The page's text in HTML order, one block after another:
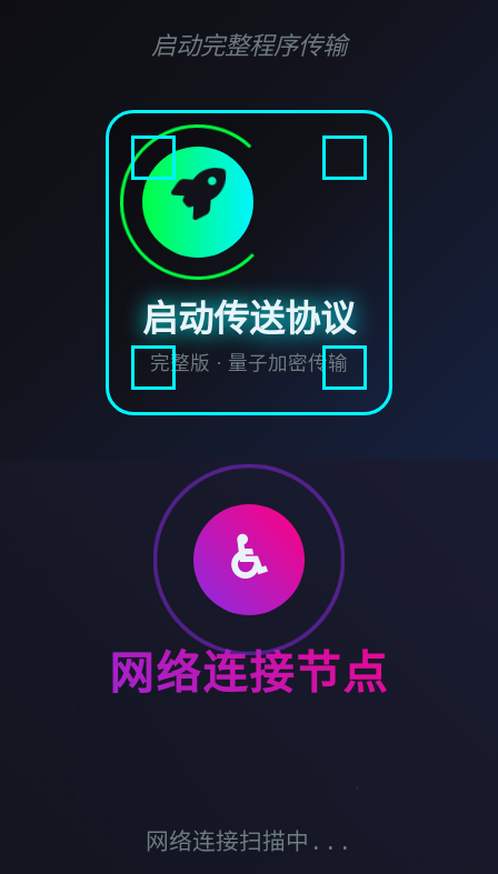
启动完整程序传输
启动传送协议
完整版 · 量子加密传输
♿
网络连接节点
网络连接扫描中...